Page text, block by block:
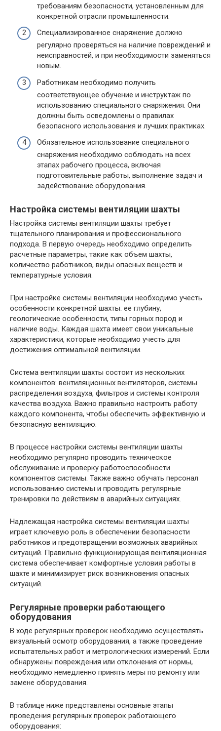
требованиям безопасности, установленным для
конкретной отрасли промышленности.
Специализированное снаряжение должно
регулярно проверяться на наличие повреждений и
неисправностей, и при необходимости заменяться
новым.
Работникам необходимо получить
соответствующее обучение и инструктаж по
использованию специального снаряжения. Они
должны быть осведомлены о правилах
безопасного использования и лучших практиках.
Обязательное использование специального
снаряжения необходимо соблюдать на всех
этапах рабочего процесса, включая
подготовительные работы, выполнение задач и
задействование оборудования.
Настройка системы вентиляции шахты
Настройка системы вентиляции шахты требует
тщательного планирования и профессионального
подхода. В первую очередь необходимо определить
расчетные параметры, такие как объем шахты,
количество работников, виды опасных веществ и
температурные условия.
При настройке системы вентиляции необходимо учесть
особенности конкретной шахты: ее глубину,
геологические особенности, типы горных пород и
наличие воды. Каждая шахта имеет свои уникальные
характеристики, которые необходимо учесть для
достижения оптимальной вентиляции.
Система вентиляции шахты состоит из нескольких
компонентов: вентиляционных вентиляторов, системы
распределения воздуха, фильтров и системы контроля
качества воздуха. Важно правильно настроить работу
каждого компонента, чтобы обеспечить эффективную и
безопасную вентиляцию.
В процессе настройки системы вентиляции шахты
необходимо регулярно проводить техническое
обслуживание и проверку работоспособности
компонентов системы. Также важно обучать персонал
использованию системы и проводить регулярные
тренировки по действиям в аварийных ситуациях.
Надлежащая настройка системы вентиляции шахты
играет ключевую роль в обеспечении безопасности
работников и предотвращении возможных аварийных
ситуаций. Правильно функционирующая вентиляционная
система обеспечивает комфортные условия работы в
шахте и минимизирует риск возникновения опасных
ситуаций.
Регулярные проверки работающего
оборудования
В ходе регулярных проверок необходимо осуществлять
визуальный осмотр оборудования, а также проведение
испытательных работ и метрологических измерений. Если
обнаружены повреждения или отклонения от нормы,
необходимо немедленно принять меры по ремонту или
замене оборудования.
В таблице ниже представлены основные этапы
проведения регулярных проверок работающего
оборудования: